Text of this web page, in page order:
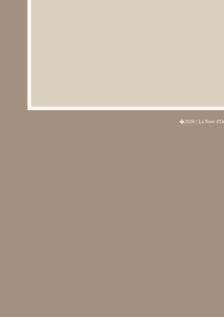
�2026 | La Note